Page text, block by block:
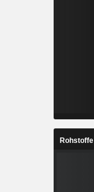
Rohstoffe